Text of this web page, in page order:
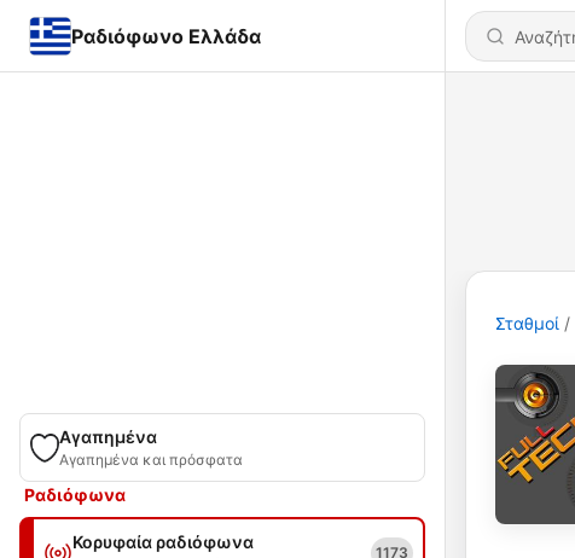
Ραδιόφωνο Ελλάδα
Αγαπημένα
Αγαπημένα και πρόσφατα
Ραδιόφωνα
Κορυφαία ραδιόφωνα 1173
Σταθμοί